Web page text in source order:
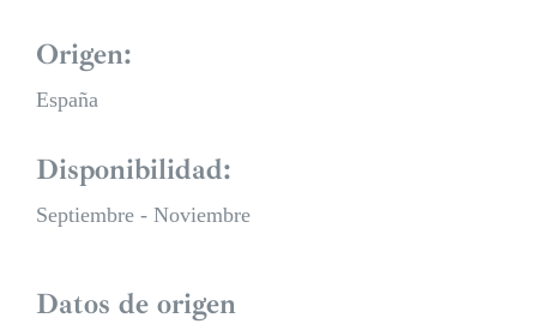
Origen:
España
Disponibilidad:
Septiembre - Noviembre
Datos de origen